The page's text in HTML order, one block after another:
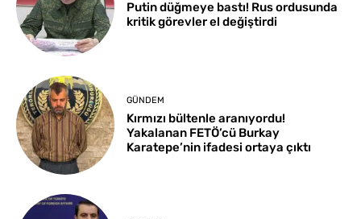
Putin düğmeye bastı! Rus ordusunda
kritik görevler el değiştirdi
GÜNDEM
Kırmızı bültenle aranıyordu!
Yakalanan FETÖ’cü Burkay
Karatepe’nin ifadesi ortaya çıktı